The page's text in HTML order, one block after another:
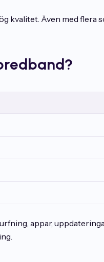
kvalitet. Även med flera
appar,